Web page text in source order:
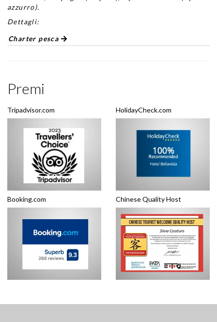
azzurro).
Dettagli:
Charter pesca
Premi
Tripadvisor.com HolidayCheck.com
Booking.com Chinese Quality Host